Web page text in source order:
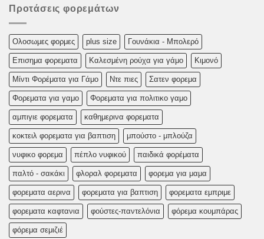
Προτάσεις φορεμάτων
Oλoσωμες φoρμες plus size Γουνάκια - Μπολερό
Επισημα φορεματα Καλεσμένη ρούχα για γάμο Κιμονό
Μίντι Φορέματα για Γάμο Ντε πιες Σατεν φορεμα
Φορεματα για γαμο Φορεματα για πολιτικο γαμο
αμπιγιε φορεματα καθημερινα φορεματα
κοκτειλ φορεματα για βαπτιση μπούστο - μπλούζα
νυφικο φορεμα πέπλο νυφικού παιδικά φορέματα
παλτό - σακάκι φλοραλ φορεματα φορεμα για μαμα
φορεματα αερινα φορεματα για βαπτιση φορεματα εμπριμε
φορεματα καφτανια φούστες-παντελόνια φόρεμα κουμπάρας
φόρεμα σεμιζιέ